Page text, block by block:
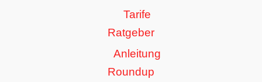
Tarife
Ratgeber
Anleitung
Roundup